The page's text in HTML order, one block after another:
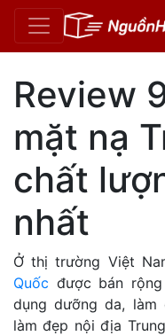
Review
mặt nạ
chất
nhất
Ở thị trường Việt
Quốc được bán
dụng dưỡng da, làm
làm đẹp nội địa